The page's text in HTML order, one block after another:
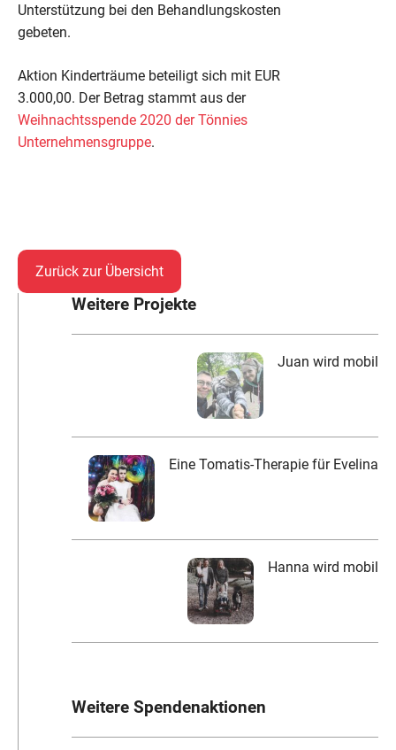
Unterstützung bei den Behandlungskosten
gebeten.
Aktion Kinderträume beteiligt sich mit EUR
3.000,00. Der Betrag stammt aus der
Weihnachtsspende 2020 der Tönnies
Unternehmensgruppe.
Zurück zur Übersicht
Weitere Projekte
Juan wird mobil
Eine Tomatis-Therapie für Evelina
Hanna wird mobil
Weitere Spendenaktionen